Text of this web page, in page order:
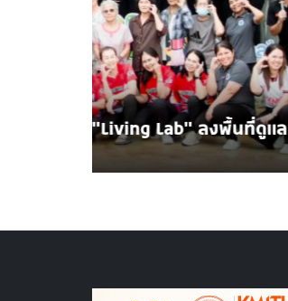
NEWS
เสวนาและรับฟังการบ